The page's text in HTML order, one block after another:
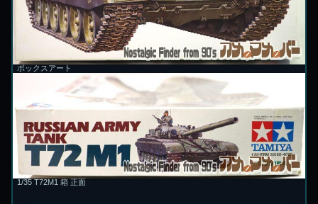
ボックスアート
1/35 T72M1 箱 正面